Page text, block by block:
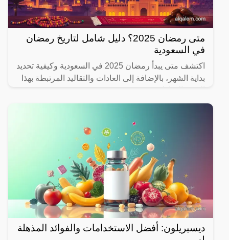
متى رمضان 2025؟ دليل شامل لتاريخ رمضان
في السعودية
اكتشف متى يبدأ رمضان 2025 في السعودية وكيفية تحديد
بداية الشهر، بالإضافة إلى العادات والتقاليد المرتبطة بهذا
ديسبريلون: أفضل الاستخدامات والفوائد المذهلة